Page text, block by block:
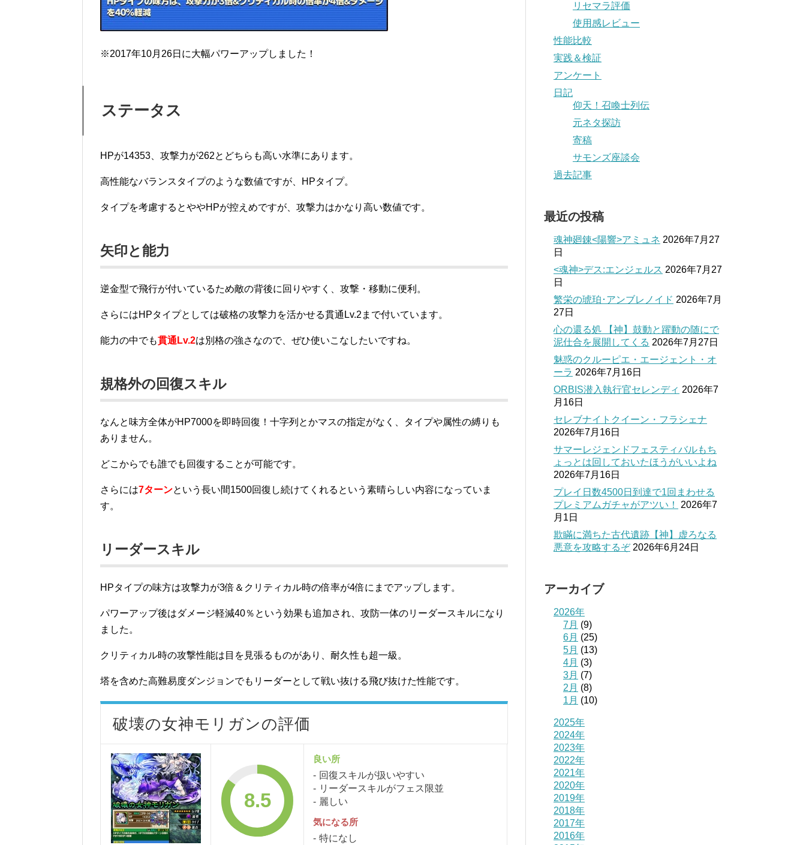
※2017年10月26日に大幅パワーアップしました！
ステータス
HPが14353、攻撃力が262とどちらも高い水準にあります。
高性能なバランスタイプのような数値ですが、HPタイプ。
タイプを考慮するとややHPが控えめですが、攻撃力はかなり高い数値です。
矢印と能力
逆金型で飛行が付いているため敵の背後に回りやすく、攻撃・移動に便利。
さらにはHPタイプとしては破格の攻撃力を活かせる貫通Lv.2まで付いています。
能力の中でも貫通Lv.2は別格の強さなので、ぜひ使いこなしたいですね。
規格外の回復スキル
なんと味方全体がHP7000を即時回復！十字列とかマスの指定がなく、タイプや属性の縛りも
ありません。
どこからでも誰でも回復することが可能です。
さらには7ターンという長い間1500回復し続けてくれるという素晴らしい内容になっていま
す。
リーダースキル
HPタイプの味方は攻撃力が3倍＆クリティカル時の倍率が4倍にまでアップします。
パワーアップ後はダメージ軽減40％という効果も追加され、攻防一体のリーダースキルになり
ました。
クリティカル時の攻撃性能は目を見張るものがあり、耐久性も超一級。
塔を含めた高難易度ダンジョンでもリーダーとして戦い抜ける飛び抜けた性能です。
破壊の女神モリガンの評価
8.5
良い所
回復スキルが扱いやすい
リーダースキルがフェス限並
麗しい
気になる所
特になし
リセマラ評価
使用感レビュー
性能比較
実践＆検証
アンケート
日記
仰天！召喚士列伝
元ネタ探訪
寄稿
サモンズ座談会
過去記事
最近の投稿
魂神廻錬<陽響>アミュネ 2026年7月27
日
<魂神>デス:エンジェルス 2026年7月27
日
繁栄の琥珀･アンブレノイド 2026年7月
27日
心の還る処 【神】鼓動と躍動の随にで
泥仕合を展開してくる 2026年7月27日
魅惑のクルーピエ・エージェント・オ
ーラ 2026年7月16日
ORBIS潜入執行官セレンディ 2026年7
月16日
セレブナイトクイーン・フラシェナ
2026年7月16日
サマーレジェンドフェスティバルもち
ょっとは回しておいたほうがいいよね
2026年7月16日
プレイ日数4500日到達で1回まわせる
プレミアムガチャがアツい！
2026年7
月1日
欺瞞に満ちた古代遺跡【神】虚ろなる
悪意を攻略するぞ 2026年6月24日
アーカイブ
2026年
7月 (9)
6月 (25)
5月 (13)
4月 (3)
3月 (7)
2月 (8)
1月 (10)
2025年
2024年
2023年
2022年
2021年
2020年
2019年
2018年
2017年
2016年